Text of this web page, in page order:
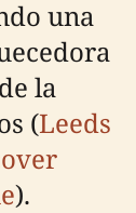
una
la
(Leeds
).